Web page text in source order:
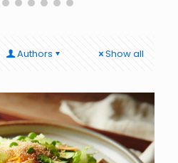
Authors Show all